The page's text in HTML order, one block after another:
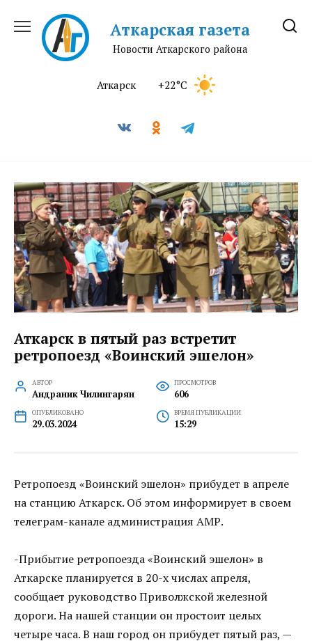
содержанию
Аткарская газета
Новости Аткарского района
Аткарск +22°C
Аткарск в пятый раз встретит
ретропоезд «Воинский эшелон»
АВТОР
Андраник Чилингарян
ПРОСМОТРОВ
606
ОПУБЛИКОВАНО
29.03.2024
ВРЕМЯ ПУБЛИКАЦИИ
15:29
Ретропоезд «Воинский эшелон» прибудет в апреле
на станцию Аткарск. Об этом информирует в своем
телеграм-канале администрация АМР.
-Прибытие ретропоезда «Воинский эшелон» в
Аткарске планируется в 20-х числах апреля,
сообщает руководство Приволжской железной
дороги. На нашей станции он простоит целых
четыре часа. В наш город он прибудет пятый раз, —